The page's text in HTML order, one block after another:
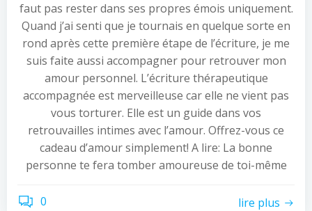
faut pas rester dans ses propres émois uniquement.
Quand j’ai senti que je tournais en quelque sorte en
rond après cette première étape de l’écriture, je me
suis faite aussi accompagner pour retrouver mon
amour personnel. L’écriture thérapeutique
accompagnée est merveilleuse car elle ne vient pas
vous torturer. Elle est un guide dans vos
retrouvailles intimes avec l’amour. Offrez-vous ce
cadeau d’amour simplement! A lire: La bonne
personne te fera tomber amoureuse de toi-même
0 lire plus